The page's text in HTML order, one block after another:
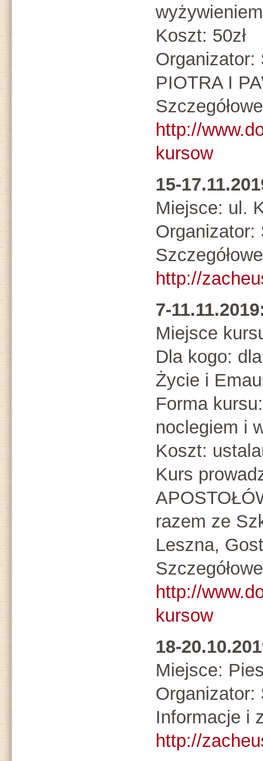
wyżywieniem
Koszt: 50zł
Organizator:
PIOTRA I
http://
kursow
15-
Miejsce: ul.
Organizator:
http://
7-
Miejsce
Dla kogo:
Życie i
Forma
noclegiem i
Koszt:
Kurs
razem ze
Leszna,
http://
kursow
18-
Miejsce:
Organizator:
Informacje i
http://